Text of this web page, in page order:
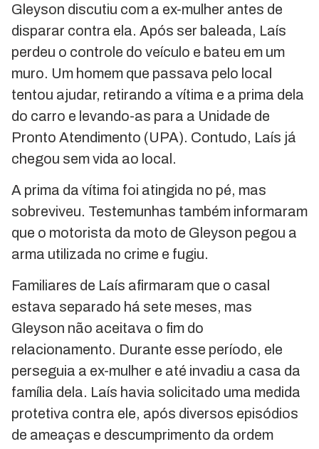
Gleyson discutiu com a ex-mulher antes de
disparar contra ela. Após ser baleada, Laís
perdeu o controle do veículo e bateu em um
muro. Um homem que passava pelo local
tentou ajudar, retirando a vítima e a prima dela
do carro e levando-as para a Unidade de
Pronto Atendimento (UPA). Contudo, Laís já
chegou sem vida ao local.
A prima da vítima foi atingida no pé, mas
sobreviveu. Testemunhas também informaram
que o motorista da moto de Gleyson pegou a
arma utilizada no crime e fugiu.
Familiares de Laís afirmaram que o casal
estava separado há sete meses, mas
Gleyson não aceitava o fim do
relacionamento. Durante esse período, ele
perseguia a ex-mulher e até invadiu a casa da
família dela. Laís havia solicitado uma medida
protetiva contra ele, após diversos episódios
de ameaças e descumprimento da ordem